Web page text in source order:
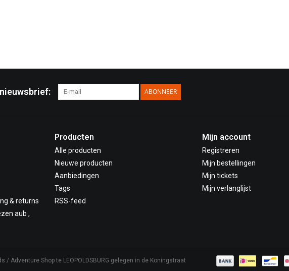
ABONNEER
& returns
aub ,
Producten
Alle producten
Nieuwe producten
Aanbiedingen
Tags
RSS-feed
Mijn account
Registreren
Mijn bestellingen
Mijn tickets
Mijn verlanglijst
/ Adventure Shop te LEOPOLDSBURG gelegen in de Koningstraat